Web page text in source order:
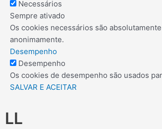
Necessários
Sempre ativado
Os cookies necessários são
anonimamente.
Desempenho
Desempenho
Os cookies de desempenho são usados
SALVAR E ACEITAR
LL